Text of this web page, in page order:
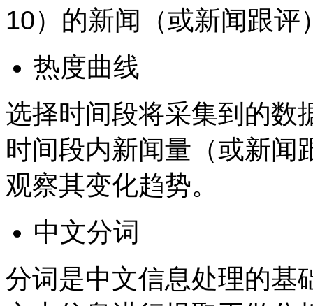
10）的新闻（或新闻跟评
热度曲线
选择时间段将采集到的数
时间段内新闻量（或新闻
观察其变化趋势。
中文分词
分词是中文信息处理的基